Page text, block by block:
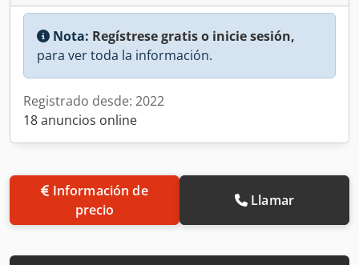
Nota: Regístrese gratis o inicie sesión,
para ver toda la información.
Registrado desde: 2022
18 anuncios online
precio
Llamar